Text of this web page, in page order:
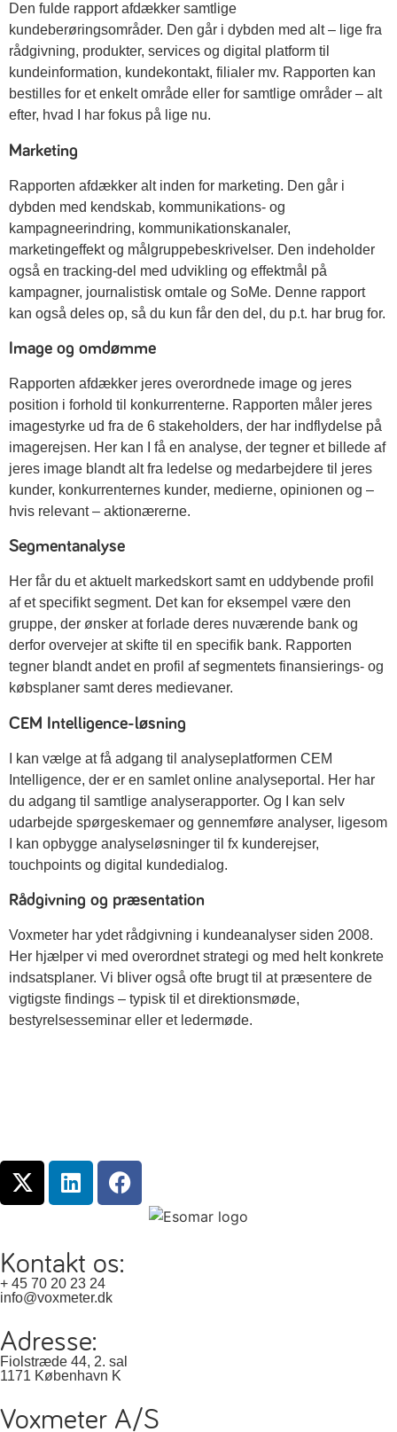
Den fulde rapport afdækker samtlige
kundeberøringsområder. Den går i dybden med alt – lige fra
rådgivning, produkter, services og digital platform til
kundeinformation, kundekontakt, filialer mv. Rapporten kan
bestilles for et enkelt område eller for samtlige områder – alt
efter, hvad I har fokus på lige nu.
Marketing
Rapporten afdækker alt inden for marketing. Den går i
dybden med kendskab, kommunikations- og
kampagneerindring, kommunikationskanaler,
marketingeffekt og målgruppebeskrivelser. Den indeholder
også en tracking-del med udvikling og effektmål på
kampagner, journalistisk omtale og SoMe. Denne rapport
kan også deles op, så du kun får den del, du p.t. har brug for.
Image og omdømme
Rapporten afdækker jeres overordnede image og jeres
position i forhold til konkurrenterne. Rapporten måler jeres
imagestyrke ud fra de 6 stakeholders, der har indflydelse på
imagerejsen. Her kan I få en analyse, der tegner et billede af
jeres image blandt alt fra ledelse og medarbejdere til jeres
kunder, konkurrenternes kunder, medierne, opinionen og –
hvis relevant – aktionærerne.
Segmentanalyse
Her får du et aktuelt markedskort samt en uddybende profil
af et specifikt segment. Det kan for eksempel være den
gruppe, der ønsker at forlade deres nuværende bank og
derfor overvejer at skifte til en specifik bank. Rapporten
tegner blandt andet en profil af segmentets finansierings- og
købsplaner samt deres medievaner.
CEM Intelligence-løsning
I kan vælge at få adgang til analyseplatformen CEM
Intelligence, der er en samlet online analyseportal. Her har
du adgang til samtlige analyserapporter. Og I kan selv
udarbejde spørgeskemaer og gennemføre analyser, ligesom
I kan opbygge analyseløsninger til fx kunderejser,
touchpoints og digital kundedialog.
Rådgivning og præsentation
Voxmeter har ydet rådgivning i kundeanalyser siden 2008.
Her hjælper vi med overordnet strategi og med helt konkrete
indsatsplaner. Vi bliver også ofte brugt til at præsentere de
vigtigste findings – typisk til et direktionsmøde,
bestyrelsesseminar eller et ledermøde.
Kontakt os:
+ 45 70 20 23 24
info@voxmeter.dk
Adresse:
Fiolstræde 44, 2. sal
1171 København K
Voxmeter A/S